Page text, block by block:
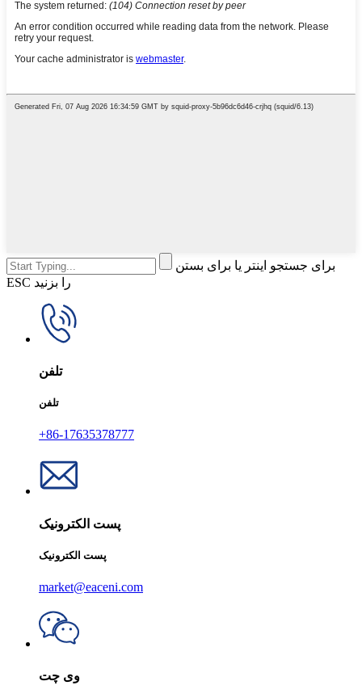
برای جستجو اینتر یا برای بستن
ESC را بزنید
تلفن
تلفن
+86-17635378777
پست الکترونیک
پست الکترونیک
market@eaceni.com
وی چت